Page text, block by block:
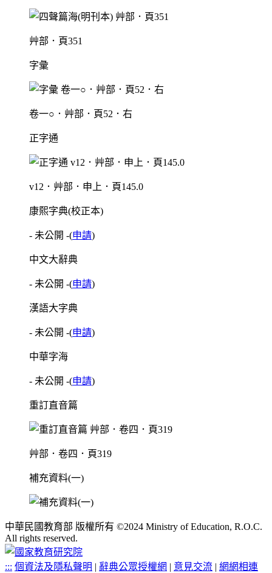
艸部．頁351
字彙
卷一○．艸部．頁52．右
正字通
v12．艸部．申上．頁145.0
康熙字典(校正本)
- 未公開 -(申請)
中文大辭典
- 未公開 -(申請)
漢語大字典
- 未公開 -(申請)
中華字海
- 未公開 -(申請)
重訂直音篇
艸部．卷四．頁319
補充資料(一)
中華民國教育部 版權所有 ©2024 Ministry of Education, R.O.C.
All rights reserved.
::: 個資法及隱私聲明 | 辭典公眾授權網 | 意見交流 | 網網相連